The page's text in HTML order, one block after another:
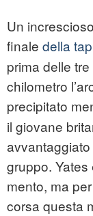
Un
finale della
prima delle
chilometro
precipitato
il giovane
gruppo.
mento, ma
corsa questa